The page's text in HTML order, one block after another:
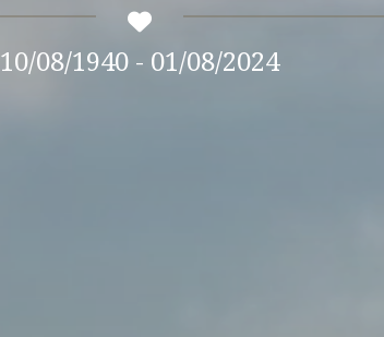
10/08/1940 - 01/08/2024